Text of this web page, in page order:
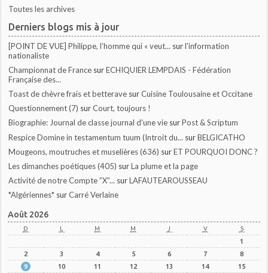
Toutes les archives
Derniers blogs mis à jour
[POINT DE VUE] Philippe, l’homme qui « veut... surl'information
nationaliste
Championnat de France surECHIQUIER LEMPDAIS - Fédération
Française des...
Toast de chèvre frais et betterave surCuisine Toulousaine et Occitane
Questionnement (7) surCourt, toujours !
Biographie: Journal de classe journal d'une vie surPost & Scriptum
Respice Domine in testamentum tuum (Introit du... surBELGICATHO
Mougeons, moutruches et muselières (636) surET POURQUOI DONC ?
Les dimanches poétiques (405) surLa plume et la page
Activité de notre Compte ”X”... surLAFAUTEAROUSSEAU
*Algériennes* surCarré Verlaine
Août 2026
D L M M J V S
1
2
3 4 5 6 7
8
9
10 11 12 13 14
15